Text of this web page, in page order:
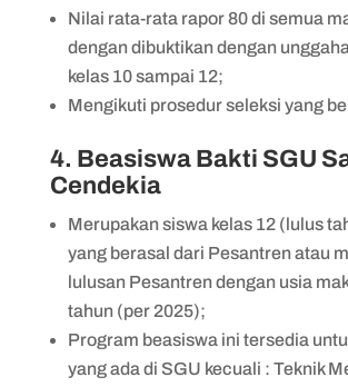
Nilai rata-rata rapor 80 di semua
dengan dibuktikan dengan
kelas 10 sampai 12;
Mengikuti prosedur seleksi yang
4. Beasiswa Bakti SGU
Cendekia
Merupakan siswa kelas 12 (lulus
yang berasal dari Pesantren atau
lulusan Pesantren dengan usia
tahun (per 2025);
Program beasiswa ini tersedia
yang ada di SGU kecuali : Teknik